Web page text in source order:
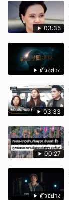
03:35
ตัวอย่าง
03:33
00:27
ตัวอย่าง